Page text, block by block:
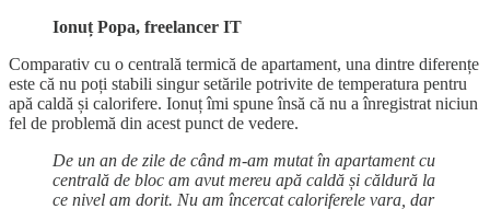
Ionuț Popa, freelancer IT
Comparativ cu o centrală termică de apartament, una dintre diferențe
este că nu poți stabili singur setările potrivite de temperatura pentru
apă caldă și calorifere. Ionuț îmi spune însă că nu a înregistrat niciun
fel de problemă din acest punct de vedere.
De un an de zile de când m-am mutat în apartament cu
centrală de bloc am avut mereu apă caldă și căldură la
ce nivel am dorit. Nu am încercat caloriferele vara, dar